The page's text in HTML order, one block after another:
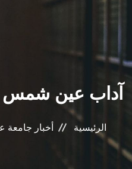
آداب عين شمس
الرئيسية أخبار